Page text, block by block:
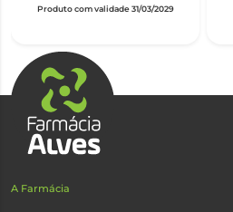
Produto com validade 31/03/2029
A Farmácia